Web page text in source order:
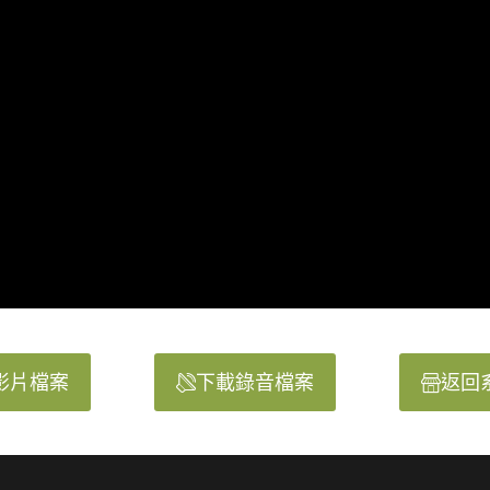
片檔案 下載錄音檔案 返回